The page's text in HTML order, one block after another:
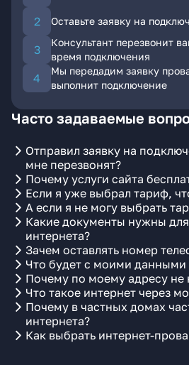
Оставьте заявку на
Консультант перезвонит
время подключения
Мы передадим заявку
выполнит подключение
Часто задаваемые
Отправил заявку на
мне перезвонят?
Почему услуги сайта
Если я уже выбрал тариф,
А если я не могу выбрать
Какие документы нужны
интернета?
Зачем оставлять номер
Что будет с моими данными
Почему по моему адресу
Что такое интернет через
Почему в частных домах
интернета?
Как выбрать интернет-